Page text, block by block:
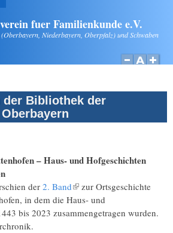
fuer Familienkunde e.V.
Niederbayern, Oberpfalz) und Schwaben
der Bibliothek der
– Haus- und Hofgeschichten
der 2. Band(Link ist extern)
zur Ortsgeschichte
in dem die Haus- und
bis 2023 zusammengetragen wurden.